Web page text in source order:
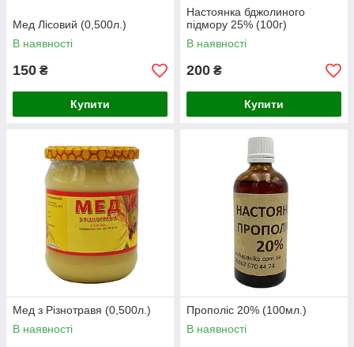
Мед Лісовий (0,500л.)
В наявності
150 ₴
Купити
Настоянка бджолиного
підмору 25% (100г)
В наявності
200 ₴
Купити
Мед з Різнотравя (0,500л.)
В наявності
Прополіс 20% (100мл.)
В наявності